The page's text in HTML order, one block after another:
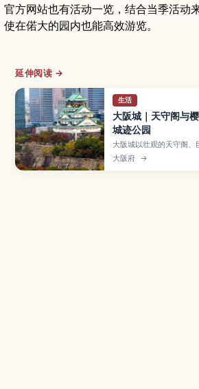
官方网站也有活动一览，结合当季活动
使在偌大的园内也能高效游览。
延伸阅读 →
生活
大阪城｜天守阁与
城迹公园
大阪城以壮观的天守阁、
及春季樱花与梅花盛开的
大阪几乎不会错过的经典
大阪府 →